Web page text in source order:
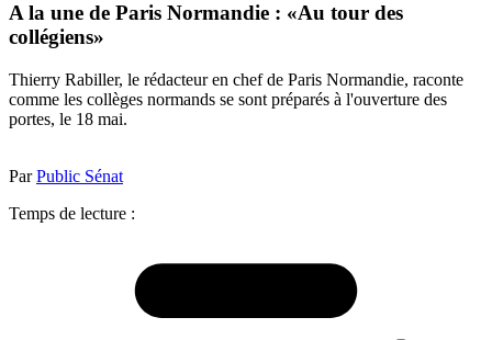
A la une de Paris Normandie : «Au tour des
collégiens»
Thierry Rabiller, le rédacteur en chef de Paris Normandie, raconte
comme les collèges normands se sont préparés à l'ouverture des
portes, le 18 mai.
ParPublic Sénat
Temps de lecture :